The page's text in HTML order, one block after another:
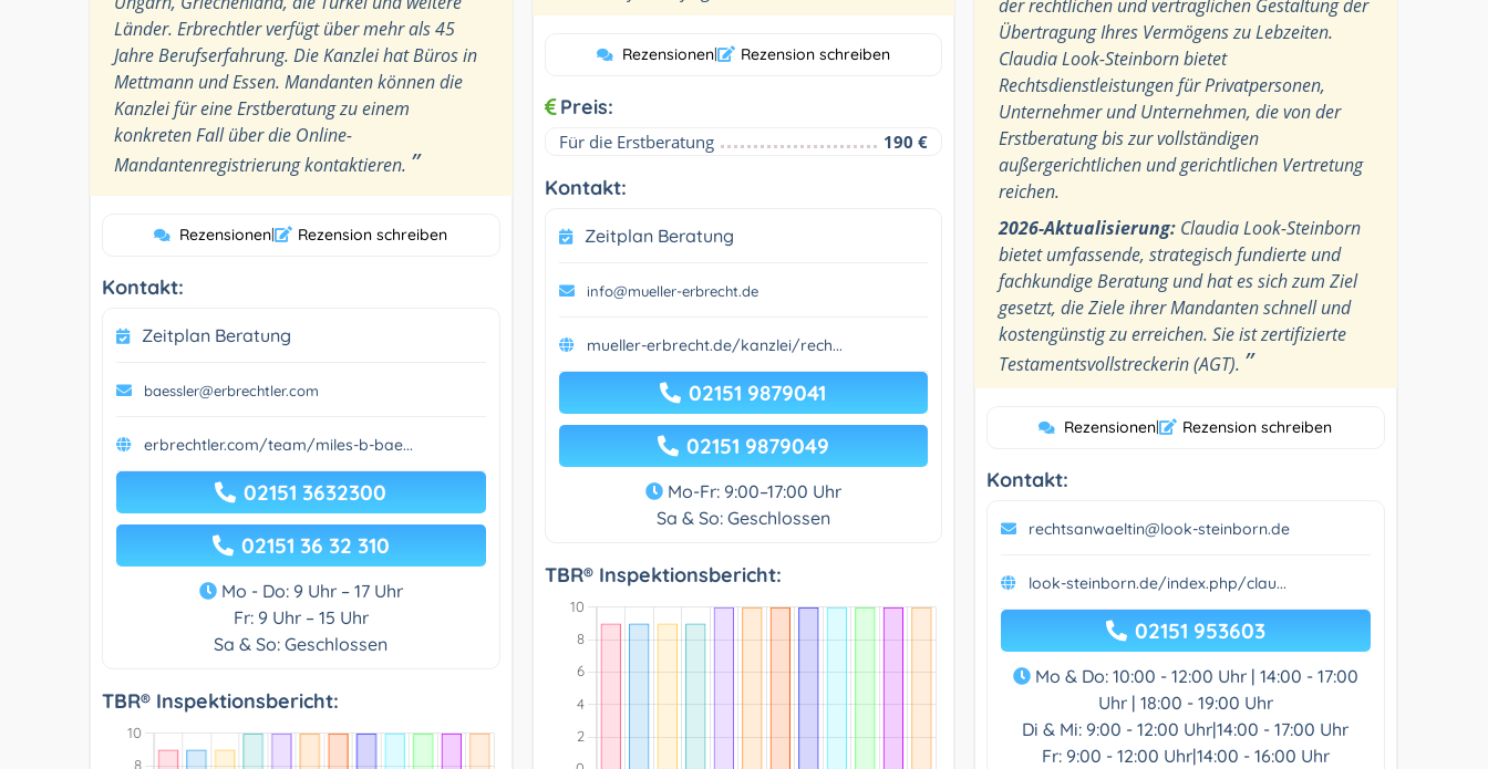
Länder. Erbrechtler verfügt über mehr als 45
Jahre Berufserfahrung. Die Kanzlei hat Büros in
Mettmann und Essen. Mandanten können die
Kanzlei für eine Erstberatung zu einem
konkreten Fall über die Online-
Mandantenregistrierung kontaktieren. ”
Rezensionen| Rezension schreiben
Kontakt:
Zeitplan Beratung
baessler@erbrechtler.com
erbrechtler.com/team/miles-b-bae...
02151 3632300
02151 36 32 310
Mo - Do: 9 Uhr – 17 Uhr
Fr: 9 Uhr – 15 Uhr
Sa & So: Geschlossen
TBR® Inspektionsbericht:
Rezensionen| Rezension schreiben
Preis:
Für die Erstberatung 190 €
Kontakt:
Zeitplan Beratung
info@mueller-erbrecht.de
mueller-erbrecht.de/kanzlei/rech...
02151 9879041
02151 9879049
Mo-Fr: 9:00–17:00 Uhr
Sa & So: Geschlossen
TBR® Inspektionsbericht:
der rechtlichen und vertraglichen Gestaltung der
Übertragung Ihres Vermögens zu Lebzeiten.
Claudia Look-Steinborn bietet
Rechtsdienstleistungen für Privatpersonen,
Unternehmer und Unternehmen, die von der
Erstberatung bis zur vollständigen
außergerichtlichen und gerichtlichen Vertretung
reichen.
2026-Aktualisierung: Claudia Look-Steinborn
bietet umfassende, strategisch fundierte und
fachkundige Beratung und hat es sich zum Ziel
gesetzt, die Ziele ihrer Mandanten schnell und
kostengünstig zu erreichen. Sie ist zertifizierte
Testamentsvollstreckerin (AGT). ”
Rezensionen| Rezension schreiben
Kontakt:
rechtsanwaeltin@look-steinborn.de
look-steinborn.de/index.php/clau...
02151 953603
Mo & Do: 10:00 - 12:00 Uhr | 14:00 - 17:00
Uhr | 18:00 - 19:00 Uhr
Di & Mi: 9:00 - 12:00 Uhr|14:00 - 17:00 Uhr
Fr: 9:00 - 12:00 Uhr|14:00 - 16:00 Uhr